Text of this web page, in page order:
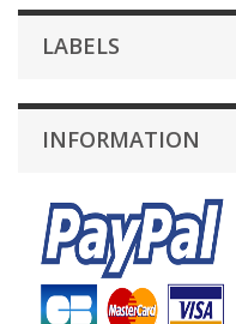
LABELS
INFORMATION